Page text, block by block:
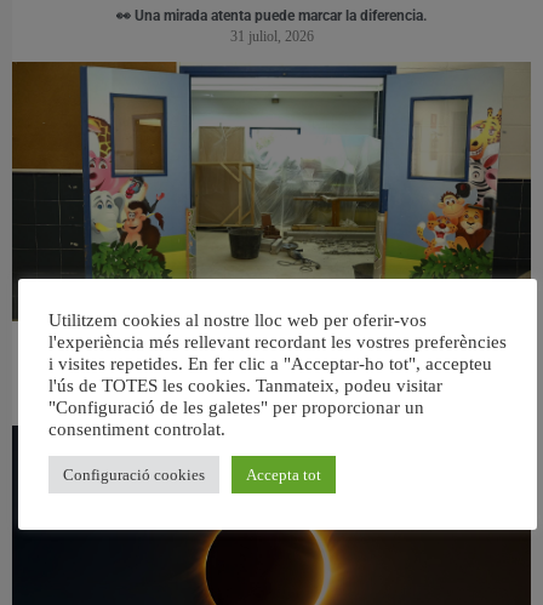
👀 Una mirada atenta puede marcar la diferencia.
31 juliol, 2026
València reforma l’Escola Infantil Pardalets i instal·larà aire condicionat a totes
les aules
5 agost, 2026
Utilitzem cookies al nostre lloc web per oferir-vos
l'experiència més rellevant recordant les vostres preferències
i visites repetides. En fer clic a "Acceptar-ho tot", accepteu
l'ús de TOTES les cookies. Tanmateix, podeu visitar
"Configuració de les galetes" per proporcionar un
consentiment controlat.
Configuració cookies Accepta tot